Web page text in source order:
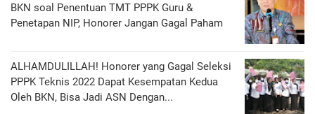
BKN soal Penentuan TMT PPPK Guru &
Penetapan NIP, Honorer Jangan Gagal Paham
ALHAMDULILLAH! Honorer yang Gagal Seleksi
PPPK Teknis 2022 Dapat Kesempatan Kedua
Oleh BKN, Bisa Jadi ASN Dengan...